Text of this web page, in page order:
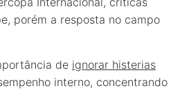
porém a resposta no campo
de ignorar histerias
interno, concentrando